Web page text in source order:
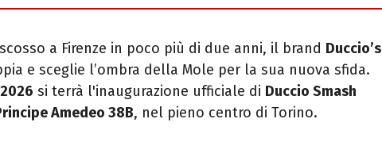
a Firenze in poco più di due anni, il brand Duccio’s
e sceglie l’ombra della Mole per la sua nuova sfida.
si terrà l'inaugurazione ufficiale di Duccio Smash
Amedeo 38B, nel pieno centro di Torino.